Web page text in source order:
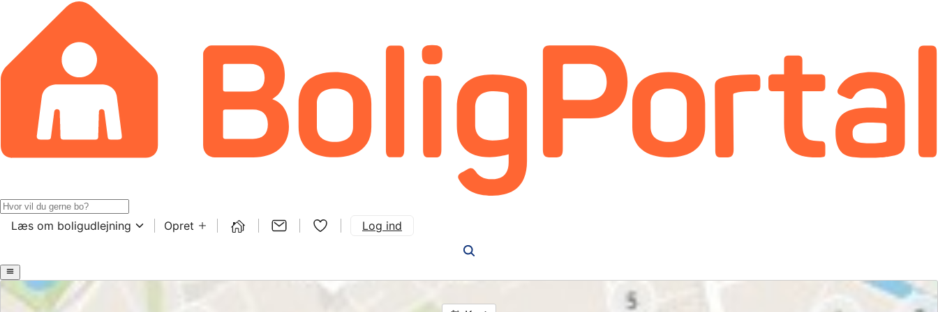
Læs om boligudlejning Opret Log ind